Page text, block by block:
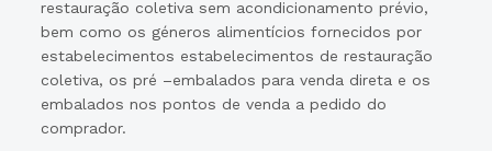
restauração coletiva sem acondicionamento prévio,
bem como os géneros alimentícios fornecidos por
estabelecimentos estabelecimentos de restauração
coletiva, os pré –embalados para venda direta e os
embalados nos pontos de venda a pedido do
comprador.